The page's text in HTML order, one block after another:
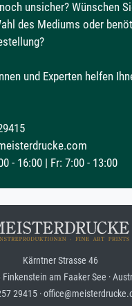
unsicher? Wünschen
des Mediums oder
und Experten helfen
- 16:00 | Fr: 7:00 - 13:00
Kärntner Strasse 46
Finkenstein am Faaker See ·
29415 ·